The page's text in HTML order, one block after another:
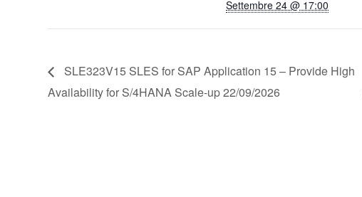
Settembre 24 @ 17:00
SLE323V15 SLES for SAP Application 15 – Provide High
Availability for S/4HANA Scale-up 22/09/2026